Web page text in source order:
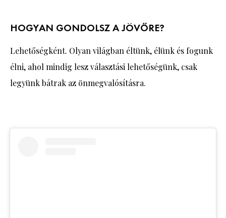
HOGYAN GONDOLSZ A JÖVŐRE?
Lehetőségként. Olyan világban éltünk, élünk és fogunk
élni, ahol mindig lesz választási lehetőségünk, csak
legyünk bátrak az önmegvalósításra.